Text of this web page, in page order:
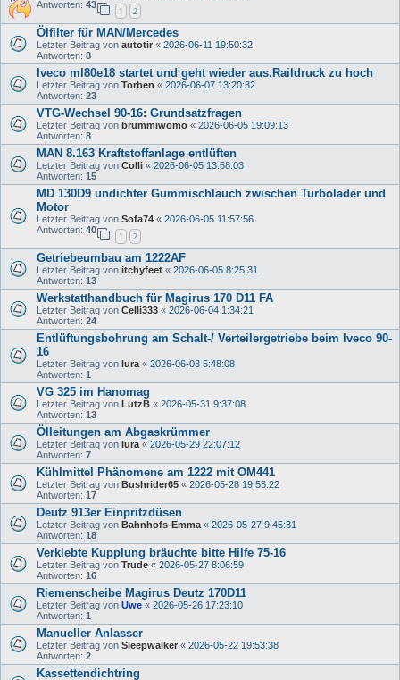
Antworten: 43
1 2
Ölfilter für MAN/Mercedes
Letzter Beitrag von autotir « 2026-06-11 19:50:32
Antworten: 8
Iveco ml80e18 startet und geht wieder aus.Raildruck zu hoch
Letzter Beitrag von Torben « 2026-06-07 13:20:32
Antworten: 23
VTG-Wechsel 90-16: Grundsatzfragen
Letzter Beitrag von brummiwomo « 2026-06-05 19:09:13
Antworten: 8
MAN 8.163 Kraftstoffanlage entlüften
Letzter Beitrag von Colli « 2026-06-05 13:58:03
Antworten: 15
MD 130D9 undichter Gummischlauch zwischen Turbolader und
Motor
Letzter Beitrag von Sofa74 « 2026-06-05 11:57:56
Antworten: 40
1 2
Getriebeumbau am 1222AF
Letzter Beitrag von itchyfeet « 2026-06-05 8:25:31
Antworten: 13
Werkstatthandbuch für Magirus 170 D11 FA
Letzter Beitrag von Celli333 « 2026-06-04 1:34:21
Antworten: 24
Entlüftungsbohrung am Schalt-/ Verteilergetriebe beim Iveco 90-
16
Letzter Beitrag von lura « 2026-06-03 5:48:08
Antworten: 1
VG 325 im Hanomag
Letzter Beitrag von LutzB « 2026-05-31 9:37:08
Antworten: 13
Ölleitungen am Abgaskrümmer
Letzter Beitrag von lura « 2026-05-29 22:07:12
Antworten: 7
Kühlmittel Phänomene am 1222 mit OM441
Letzter Beitrag von Bushrider65 « 2026-05-28 19:53:22
Antworten: 17
Deutz 913er Einpritzdüsen
Letzter Beitrag von Bahnhofs-Emma « 2026-05-27 9:45:31
Antworten: 18
Verklebte Kupplung bräuchte bitte Hilfe 75-16
Letzter Beitrag von Trude « 2026-05-27 8:06:59
Antworten: 16
Riemenscheibe Magirus Deutz 170D11
Letzter Beitrag von Uwe « 2026-05-26 17:23:10
Antworten: 1
Manueller Anlasser
Letzter Beitrag von Sleepwalker « 2026-05-22 19:53:38
Antworten: 2
Kassettendichtring